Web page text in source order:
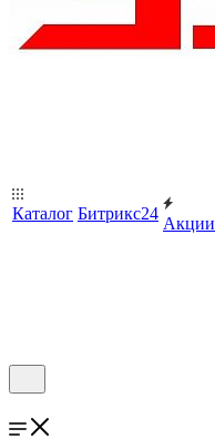
Каталог Битрикс24
Акции